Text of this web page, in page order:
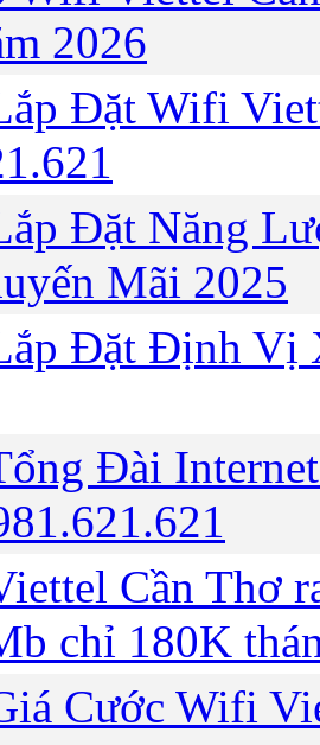
2026
Đặt Wifi
Đặt Năng
Mãi 2025
Đặt Định Vị
Đài
Cần Thơ
chỉ 180K
Cước Wifi